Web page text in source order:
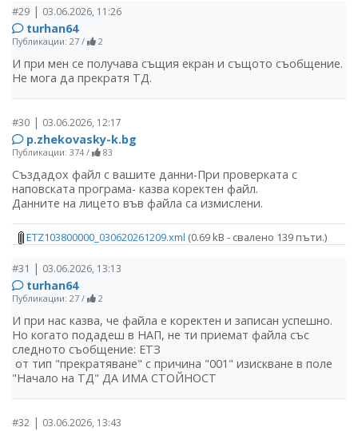
#29 | 03.06.2026, 11:26
turhan64
Публикации: 27 / 2
И при мен се получава същия екран и същото съобщение.
Не мога да прекратя ТД.
#30 | 03.06.2026, 12:17
p.zhekovasky-k.bg
Публикации: 374 / 83
Създадох файл с вашите данни-При проверката с
наповската програма- казва коректен файл.
Данните на лицето във файла са измислени.
ETZ103800000_030620261209.xml (0.69 kB - свалено 139 пъти.)
#31 | 03.06.2026, 13:13
turhan64
Публикации: 27 / 2
И при нас казва, че файла е коректен и записан успешно.
Но когато подадеш в НАП, не ти приемат файла със
следното съобщение: ЕТЗ
от тип "прекратяване" с причина "001" изискване в поле
"Начало на ТД" ДА ИМА СТОЙНОСТ
#32 | 03.06.2026, 13:43